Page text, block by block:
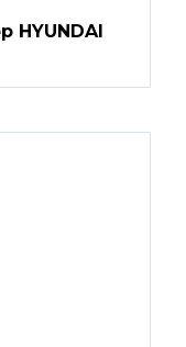
HYUNDAI